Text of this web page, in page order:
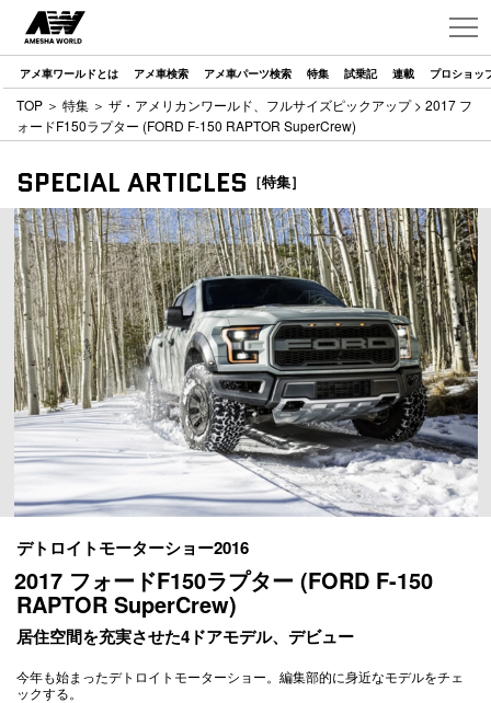
アメ車ワールドとは アメ車検索 アメ車パーツ検索 特集 試乗記 連載 プロショッ
TOP ＞ 特集 ＞ ザ・アメリカンワールド、フルサイズピックアップ> 2017 フ
ォードF150ラプター (FORD F-150 RAPTOR SuperCrew)
SPECIAL ARTICLES ［特集］
デトロイトモーターショー2016
2017 フォードF150ラプター (FORD F-150
RAPTOR SuperCrew)
居住空間を充実させた4ドアモデル、デビュー
今年も始まったデトロイトモーターショー。編集部的に身近なモデルをチェ
ックする。